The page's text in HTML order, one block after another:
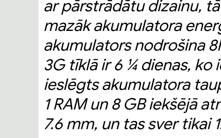
ar pārstrādātu dizainu,
mazāk akumulatora
akumulators nodrošina
3G tīklā ir 6 ¼ dienas, ko
ieslēgts akumulatora
1 RAM un 8 GB iekšējā
7.6 mm, un tas sver tikai